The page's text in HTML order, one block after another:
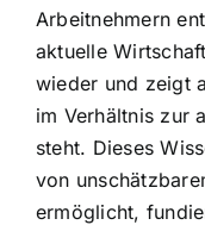
Arbeitnehmern
aktuelle
wieder und zeigt
im Verhältnis zur
steht. Dieses
von
ermöglicht,